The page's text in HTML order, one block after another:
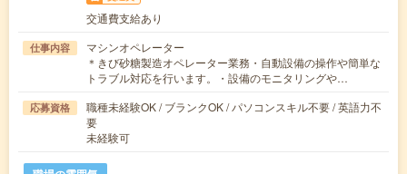
交通費支給あり
仕事内容
マシンオペレーター
＊きび砂糖製造オペレーター業務・自動設備の操作や簡単な
トラブル対応を行います。・設備のモニタリングや…
応募資格
職種未経験OK / ブランクOK / パソコンスキル不要 / 英語力不
要
未経験可